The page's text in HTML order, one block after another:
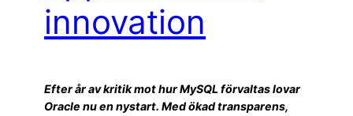
innovation
Efter år av kritik mot hur MySQL förvaltas lovar
Oracle nu en nystart. Med ökad transparens,